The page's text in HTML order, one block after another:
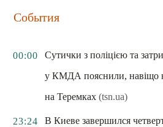
События
00:00
Сутички з поліцією та
у КМДА пояснили, навіщо
на Теремках (tsn.ua)
23:24
В Киеве завершился